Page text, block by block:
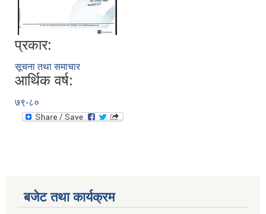
प्रकार:
सूचना तथा समाचार
आर्थिक वर्ष:
७९-८०
बजेट तथा कार्यक्रम